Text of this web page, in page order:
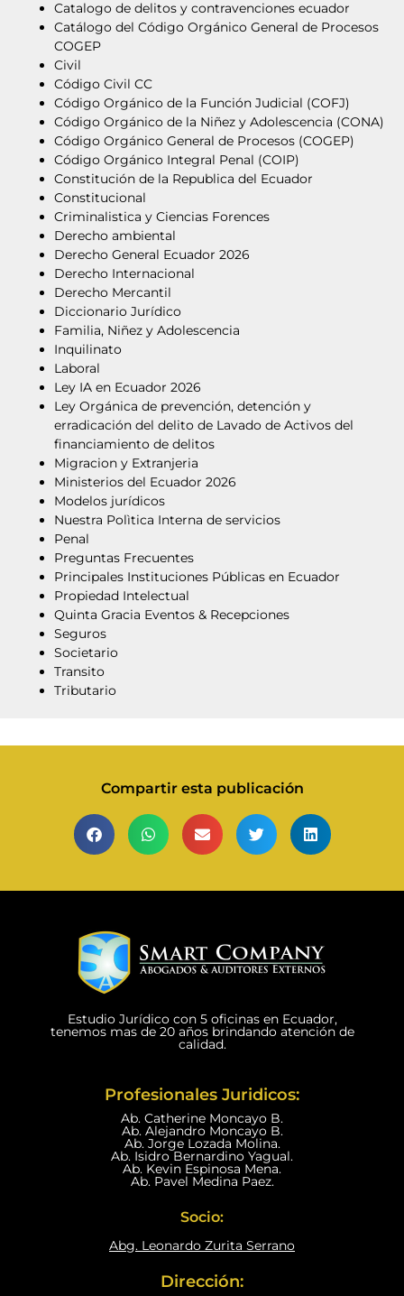
Catalogo de delitos y contravenciones ecuador
Catálogo del Código Orgánico General de Procesos
COGEP
Civil
Código Civil CC
Código Orgánico de la Función Judicial (COFJ)
Código Orgánico de la Niñez y Adolescencia (CONA)
Código Orgánico General de Procesos (COGEP)
Código Orgánico Integral Penal (COIP)
Constitución de la Republica del Ecuador
Constitucional
Criminalistica y Ciencias Forences
Derecho ambiental
Derecho General Ecuador 2026
Derecho Internacional
Derecho Mercantil
Diccionario Jurídico
Familia, Niñez y Adolescencia
Inquilinato
Laboral
Ley IA en Ecuador 2026
Ley Orgánica de prevención, detención y
erradicación del delito de Lavado de Activos del
financiamiento de delitos
Migracion y Extranjeria
Ministerios del Ecuador 2026
Modelos jurídicos
Nuestra Polìtica Interna de servicios
Penal
Preguntas Frecuentes
Principales Instituciones Públicas en Ecuador
Propiedad Intelectual
Quinta Gracia Eventos & Recepciones
Seguros
Societario
Transito
Tributario
Compartir esta publicación
Estudio Jurídico con 5 oficinas en Ecuador,
tenemos mas de 20 años brindando atención de
calidad.
Profesionales Juridicos:
Ab. Catherine Moncayo B.
Ab. Alejandro Moncayo B.
Ab. Jorge Lozada Molina.
Ab. Isidro Bernardino Yagual.
Ab. Kevin Espinosa Mena.
Ab. Pavel Medina Paez.
Socio:
Abg. Leonardo Zurita Serrano
Dirección: